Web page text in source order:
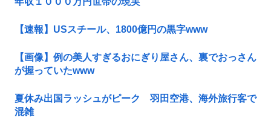
【速報】USスチール、1800億円の黒字www
【画像】例の美人すぎるおにぎり屋さん、裏でおっさん
が握っていたwww
夏休み出国ラッシュがピーク 羽田空港、海外旅行客で
混雑